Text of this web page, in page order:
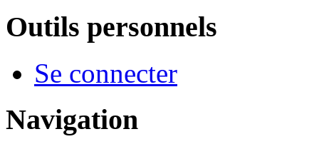
Outils personnels
Se connecter
Navigation